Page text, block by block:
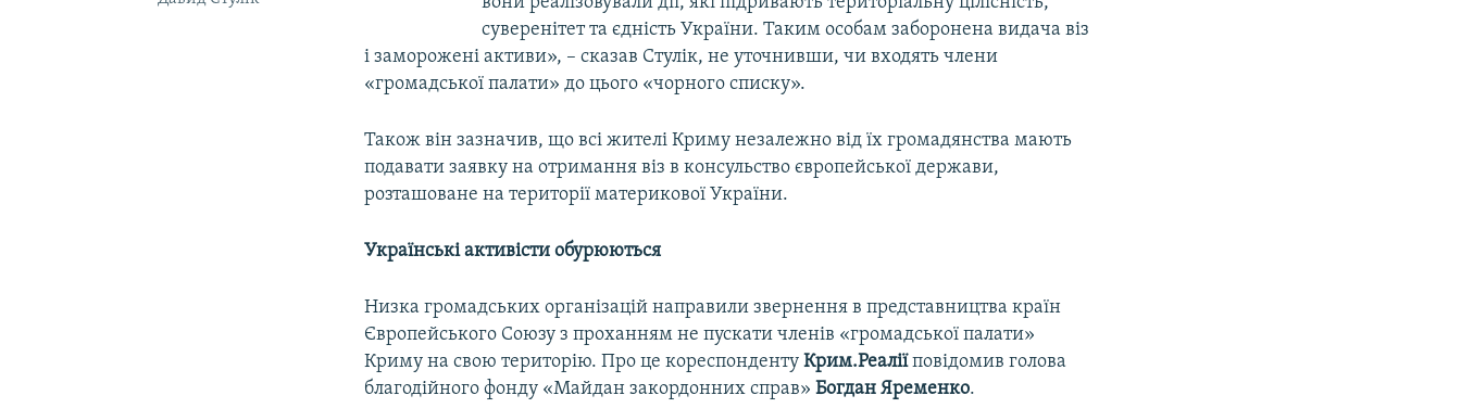
суверенітет та єдність України. Таким особам заборонена видача віз
і заморожені активи», – сказав Стулік, не уточнивши, чи входять члени
«громадської палати» до цього «чорного списку».
Також він зазначив, що всі жителі Криму незалежно від їх громадянства мають
подавати заявку на отримання віз в консульство європейської держави,
розташоване на території материкової України.
Українські активісти обурюються
Низка громадських організацій направили звернення в представництва країн
Європейського Союзу з проханням не пускати членів «громадської палати»
Криму на свою територію. Про це кореспондентуКрим.Реаліїповідомив голова
благодійного фонду «Майдан закордонних справ»Богдан Яременко.